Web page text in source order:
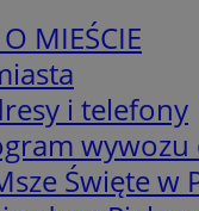
MIEŚCIE
i telefony
Święte w